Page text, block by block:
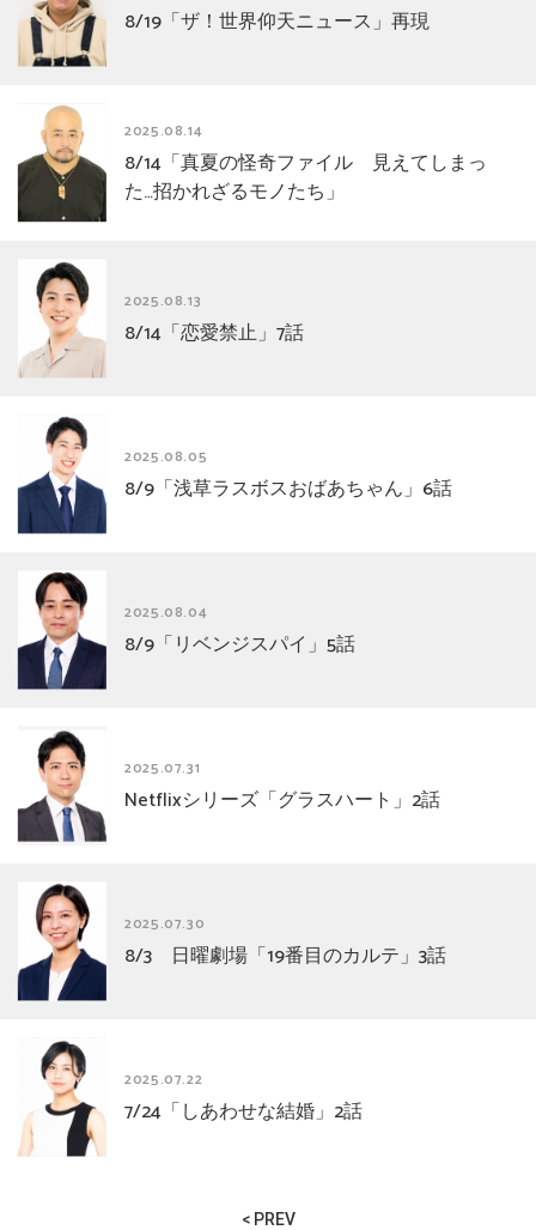
8/19「ザ！世界仰天ニュース」再現
2025.08.14
8/14「真夏の怪奇ファイル 見えてしまっ
た…招かれざるモノたち」
2025.08.13
8/14「恋愛禁止」7話
2025.08.05
8/9「浅草ラスボスおばあちゃん」6話
2025.08.04
8/9「リベンジスパイ」5話
2025.07.31
Netflixシリーズ「グラスハート」2話
2025.07.30
8/3 日曜劇場「19番目のカルテ」3話
2025.07.22
7/24「しあわせな結婚」2話
< PREV